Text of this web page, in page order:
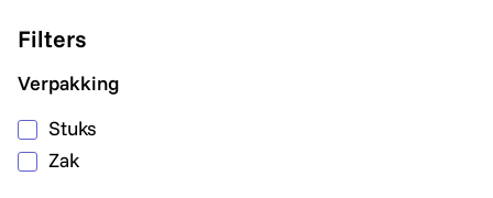
Filters
Verpakking
Stuks
Zak